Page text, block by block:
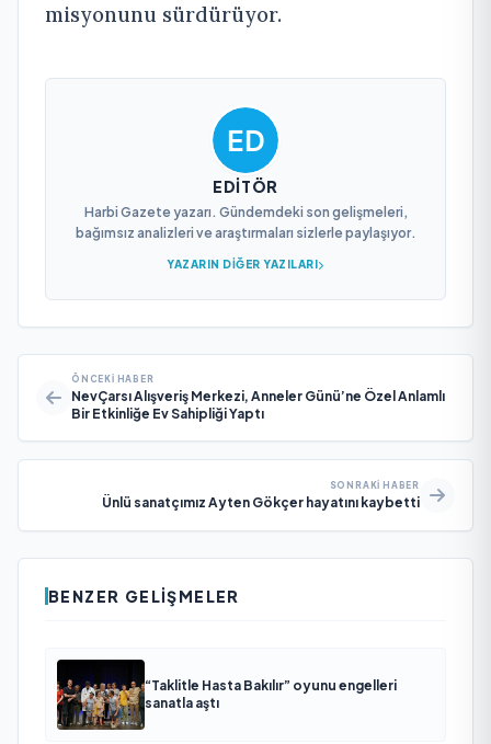
misyonunu sürdürüyor.
EDITÖR
Harbi Gazete yazarı. Gündemdeki son gelişmeleri,
bağımsız analizleri ve araştırmaları sizlerle paylaşıyor.
YAZARIN DIĞER YAZILARI
ÖNCEKI HABER
NevÇarsı Alışveriş Merkezi, Anneler Günü’ne Özel Anlamlı
Bir Etkinliğe Ev Sahipliği Yaptı
SONRAKI HABER
Ünlü sanatçımız Ayten Gökçer hayatını kaybetti
BENZER GELIŞMELER
“Taklitle Hasta Bakılır” oyunu engelleri
sanatla aştı